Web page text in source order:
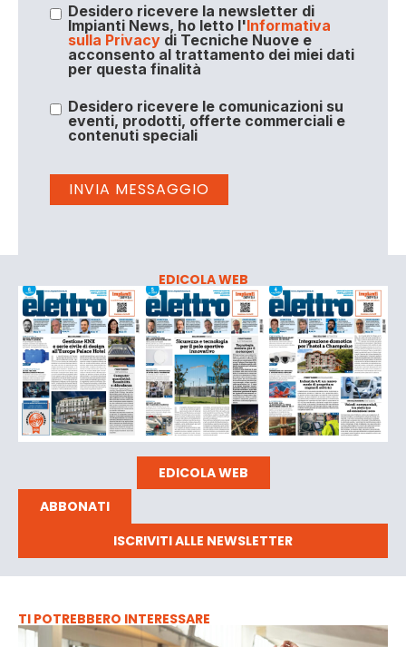
Desidero ricevere la newsletter di
Impianti News, ho letto l'Informativa
sulla Privacydi Tecniche Nuove e
acconsento al trattamento dei miei dati
per questa finalità
Desidero ricevere le comunicazioni su
eventi, prodotti, offerte commerciali e
contenuti speciali
EDICOLA WEB
EDICOLA WEB
ABBONATI
ISCRIVITI ALLE NEWSLETTER
TI POTREBBERO INTERESSARE